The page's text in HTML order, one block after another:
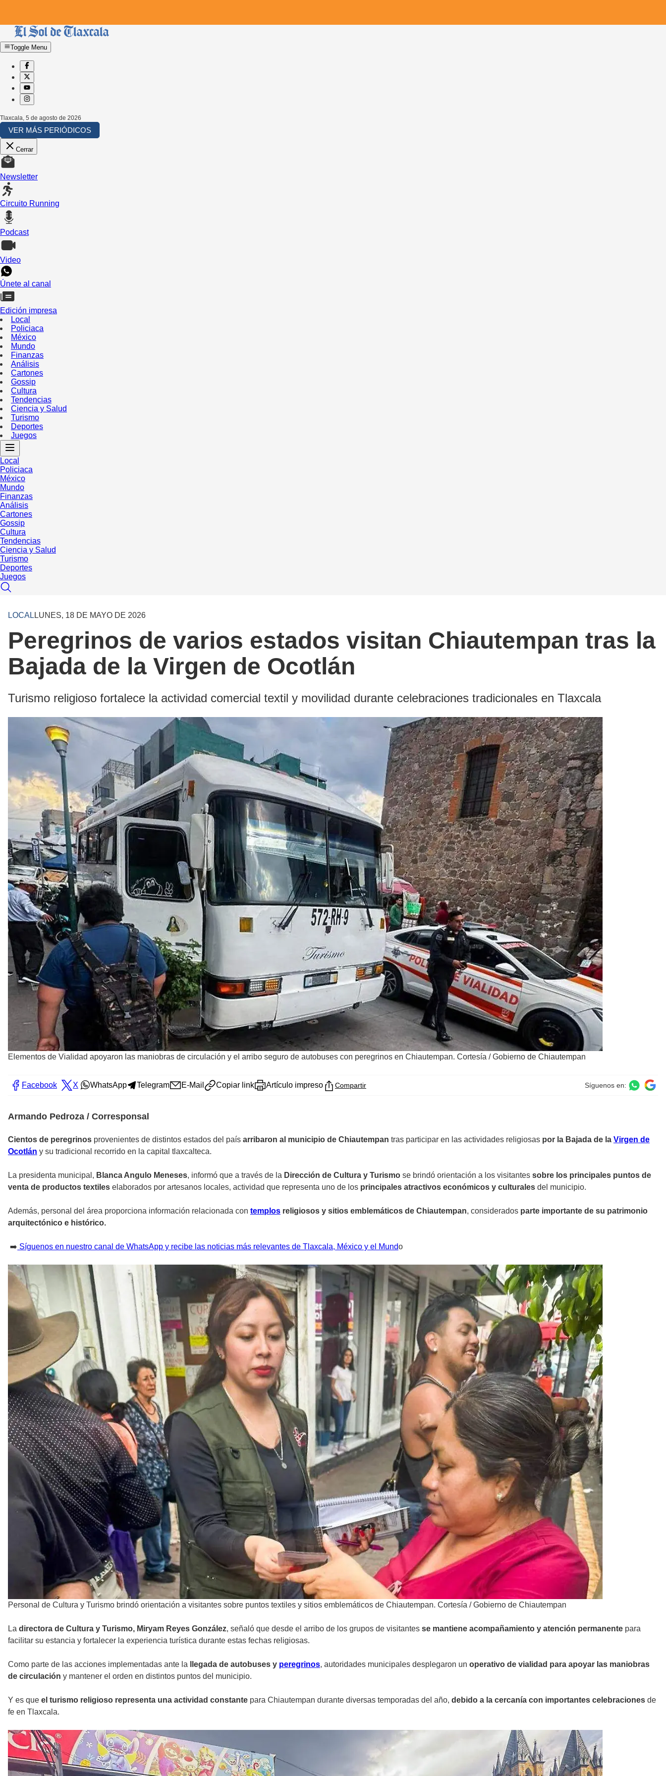
Toggle Menu
Tlaxcala 5 de agosto de 2026
VER MÁS PERIÓDICOS
Cerrar
Newsletter
Circuito Running
Podcast
Video
Únete al canal
Edición impresa
Local
Policiaca
México
Mundo
Finanzas
Análisis
Cartones
Gossip
Cultura
Tendencias
Ciencia y Salud
Turismo
Deportes
Juegos
Local
Policiaca
México
Mundo
Finanzas
Análisis
Cartones
Gossip
Cultura
Tendencias
Ciencia y Salud
Turismo
Deportes
Juegos
LOCAL LUNES, 18 DE MAYO DE 2026
Peregrinos de varios estados visitan Chiautempan tras la
Bajada de la Virgen de Ocotlán
Turismo religioso fortalece la actividad comercial textil y movilidad durante celebraciones tradicionales en Tlaxcala
Elementos de Vialidad apoyaron las maniobras de circulación y el arribo seguro de autobuses con peregrinos en Chiautempan. Cortesía /Gobierno de Chiautempan
Facebook X WhatsApp Telegram E-Mail Copiar link Artículo impreso Compartir Síguenos en:
Armando Pedroza / Corresponsal
Cientos de peregrinos provenientes de distintos estados del país arribaron al municipio de Chiautempan tras participar en las actividades religiosas por la Bajada de la Virgen de
Ocotlán y su tradicional recorrido en la capital tlaxcalteca.
La presidenta municipal, Blanca Angulo Meneses, informó que a través de la Dirección de Cultura y Turismo se brindó orientación a los visitantes sobre los principales puntos de
venta de productos textiles elaborados por artesanos locales, actividad que representa uno de los principales atractivos económicos y culturales del municipio.
Además, personal del área proporciona información relacionada con templos religiosos y sitios emblemáticos de Chiautempan, considerados parte importante de su patrimonio
arquitectónico e histórico.
➡️ Síguenos en nuestro canal de WhatsApp y recibe las noticias más relevantes de Tlaxcala, México y el Mundo
Personal de Cultura y Turismo brindó orientación a visitantes sobre puntos textiles y sitios emblemáticos de Chiautempan. Cortesía /Gobierno de Chiautempan
La directora de Cultura y Turismo, Miryam Reyes González, señaló que desde el arribo de los grupos de visitantes se mantiene acompañamiento y atención permanente para
facilitar su estancia y fortalecer la experiencia turística durante estas fechas religiosas.
Como parte de las acciones implementadas ante la llegada de autobuses y peregrinos, autoridades municipales desplegaron un operativo de vialidad para apoyar las maniobras
de circulación y mantener el orden en distintos puntos del municipio.
Y es que el turismo religioso representa una actividad constante para Chiautempan durante diversas temporadas del año, debido a la cercanía con importantes celebraciones de
fe en Tlaxcala.